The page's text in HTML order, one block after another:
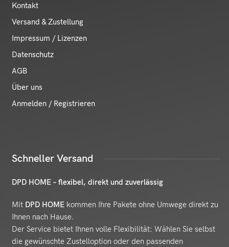
Kontakt
Versand & Zustellung
Impressum / Lizenzen
Datenschutz
AGB
Über uns
Anmelden / Registrieren
Schneller Versand
DPD HOME – flexibel, direkt und zuverlässig
Mit DPD HOME kommen Ihre Pakete ohne Umwege direkt zu
Ihnen nach Hause.
Der Service bietet Ihnen volle Flexibilität: Wählen Sie selbst
die gewünschte Zustelloption oder den passenden